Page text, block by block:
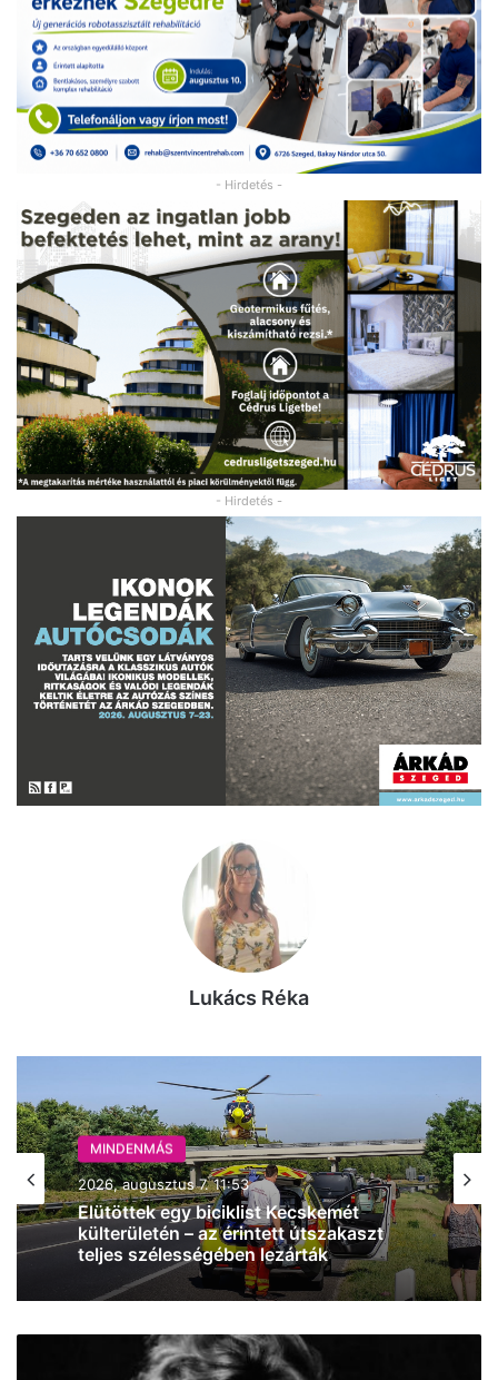
- Hirdetés -
- Hirdetés -
Lukács Réka
MINDENMÁS
2026, augusztus 7. 11:53
Elütöttek egy biciklist Kecskemét
külterületén – az érintett útszakaszt
teljes szélességében lezárták